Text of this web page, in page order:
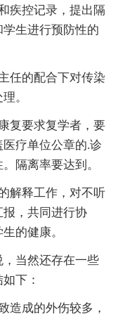
控记录，提出隔
生进行预防性的
的配合下对传染
。
要求复学者，要
疗单位公章的.诊
隔离率要达到。
释工作，对不听
，共同进行协
的健康。
当然还存在一些
下：
成的外伤较多，